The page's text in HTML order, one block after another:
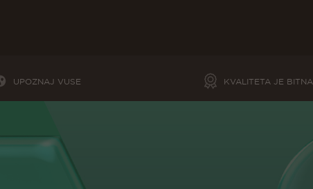
UPOZNAJ VUSE KVALITETA JE BITNA